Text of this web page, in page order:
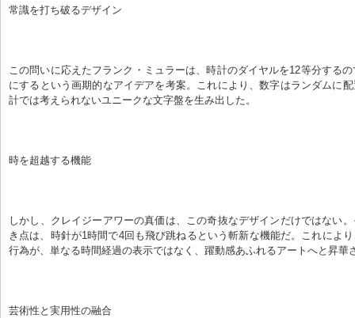
常識を打ち破るデザイン
この問いに応えたフランク・ミュラーは、時計のダイヤルを12等分する
にするという画期的なアイデアを考案。これにより、数字はランダムに
計では考えられないユニークな文字盤を生み出した。
時を超越する機能
しかし、クレイジーアワーの真価は、この奇抜なデザインだけではない
き点は、時針が1時間で4回も飛び跳ねるという斬新な機能だ。これによ
行為が、単なる時間経過の表示ではなく、躍動感あふれるアートへと昇華
芸術性と実用性の融合